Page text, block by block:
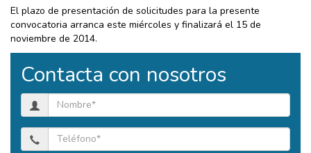
El plazo de presentación de solicitudes para la presente
convocatoria arranca este miércoles y finalizará el 15 de
noviembre de 2014.
Contacta con nosotros